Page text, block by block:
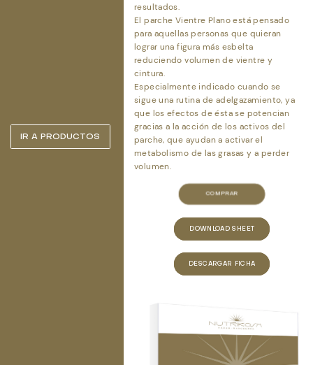
Tienda
resultados.
El parche Vientre Plano está pensado
para aquellas personas que quieran
lograr una figura más esbelta
reduciendo volumen de vientre y
cintura.
Especialmente indicado cuando se
sigue una rutina de adelgazamiento, ya
que los efectos de ésta se potencian
gracias a la acción de los activos del
parche, que ayudan a activar el
metabolismo de las grasas y a perder
volumen.
COMPRAR
DESCARGAR FICHA
IR A PRODUCTOS
DOWNLOAD SHEET